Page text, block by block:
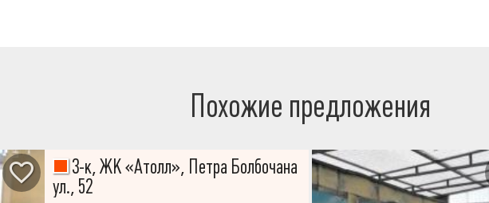
Похожие предложения
3-к, ЖК «Атолл», Петра Болбочана
ул., 52